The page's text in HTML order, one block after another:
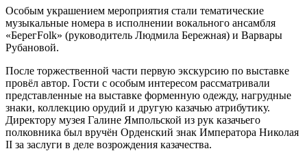
Особым украшением мероприятия стали тематические
музыкальные номера в исполнении вокального ансамбля
«БерегFolk» (руководитель Людмила Бережная) и Варвары
Рубановой.
После торжественной части первую экскурсию по выставке
провёл автор. Гости с особым интересом рассматривали
представленные на выставке форменную одежду, нагрудные
знаки, коллекцию орудий и другую казачью атрибутику.
Директору музея Галине Ямпольской из рук казачьего
полковника был вручён Орденский знак Императора Николая
II за заслуги в деле возрождения казачества.